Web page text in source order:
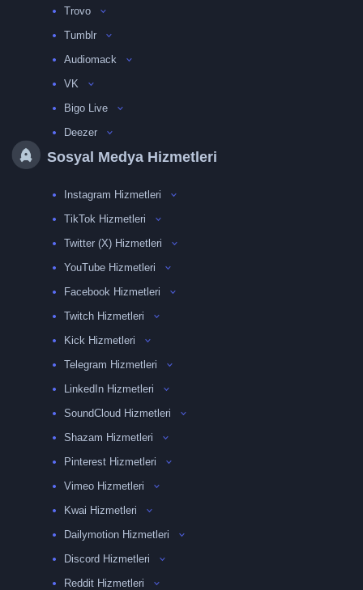
Trovo
Tumblr
Audiomack
VK
Bigo Live
Deezer
Sosyal Medya Hizmetleri
Instagram Hizmetleri
TikTok Hizmetleri
Twitter (X) Hizmetleri
YouTube Hizmetleri
Facebook Hizmetleri
Twitch Hizmetleri
Kick Hizmetleri
Telegram Hizmetleri
LinkedIn Hizmetleri
SoundCloud Hizmetleri
Shazam Hizmetleri
Pinterest Hizmetleri
Vimeo Hizmetleri
Kwai Hizmetleri
Dailymotion Hizmetleri
Discord Hizmetleri
Reddit Hizmetleri